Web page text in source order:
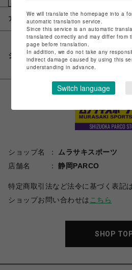
アイテム説明 / 素材
シェアする
ショップ名
ムラサキスポーツ
店舗名
静岡PARCO
特定商取引法など法令に基づく表記
ショップお問い合わせは こちら
SHOP
We will translate the homepage into a
automatic translation service.
Since this service is an automatic
translated correctly and may differ from
page before translation.
In addition, we do not take any
indirect damage caused by using this
understanding in advance.
Switch language